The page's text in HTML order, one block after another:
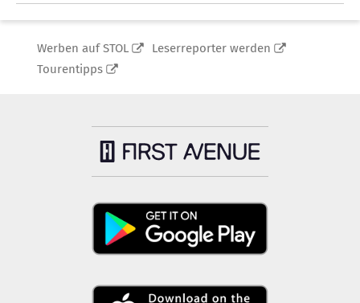
Werben auf STOL
Leserreporter werden
Tourentipps